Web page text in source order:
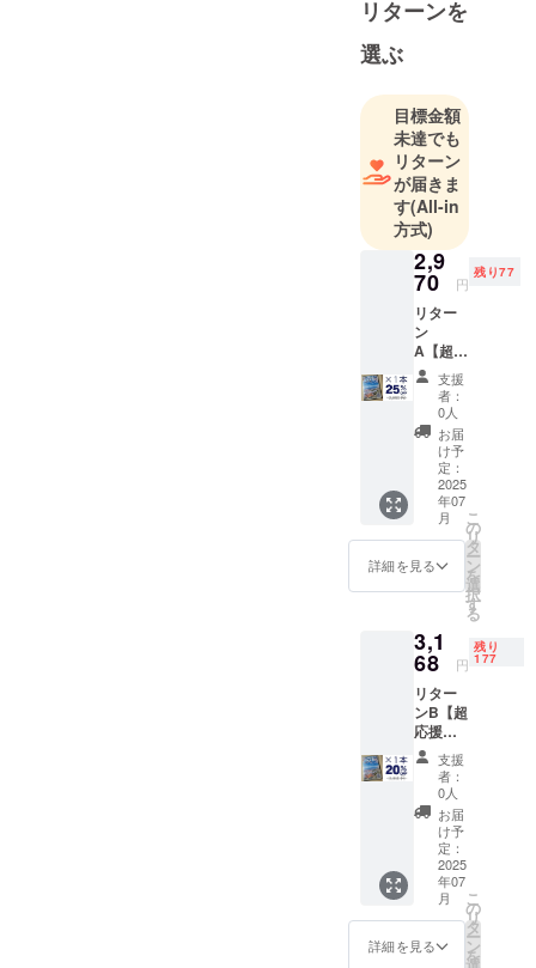
野外活動に
「天気」が
ことを痛
感。過去天
気を活用す
る「天候ダ
イヤグラ
ム」系ＩＣ
Ｔツールの
開発に20数
年間取り組
山・旅・
アウトド
ア・自然を
こよなく愛
する全国の
方々に、こ
の「過去天
気データ
リターンを
選ぶ
目標金額
未達でも
リターン
が届きま
す(All-in
方式)
2,9
70 円
残り77
リター
ン
A【超・
超 応援
割
25％OF
F】
【ふる
さと 山
旅天気
カレン
2025】
×1本 一
般販売
予定価
【￥3,9
60】(税
込)
↓↓↓
先着77
名限定
【25%
OFF!!!
】
↓↓↓
【超・
超 応援
割】
【￥2,9
70】(税
支援
者：
0人
お届
け予
定：
2025
年07
月
詳細を見る
こ
の
リ
タ
ー
ン
を
選
択
す
る
3,1
68 円
残り
177
リター
ンB【超
応援割
20％OF
F】
【ふる
さと 山
旅天気
カレン
2025】
×1本 一
般販売
予定価
格
支援
者：
0人
お届
け予
定：
2025
年07
月
詳細を見る
こ
の
リ
タ
ー
ン
を